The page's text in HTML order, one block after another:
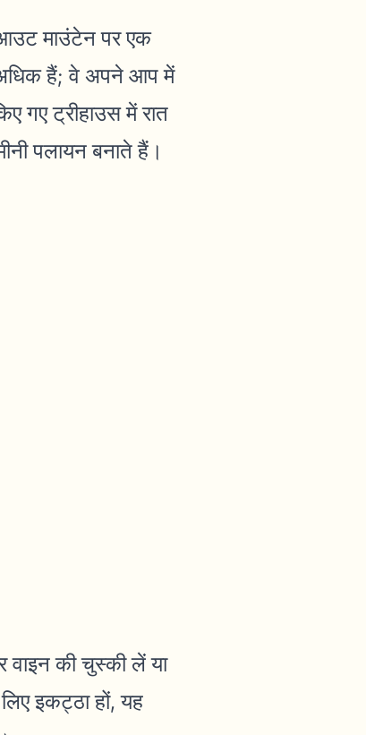
माउंटेन पर एक
हैं; वे अपने आप में
गए ट्रीहाउस में रात
पलायन बनाते हैं।
की चुस्की लें या
इकट्ठा हों, यह